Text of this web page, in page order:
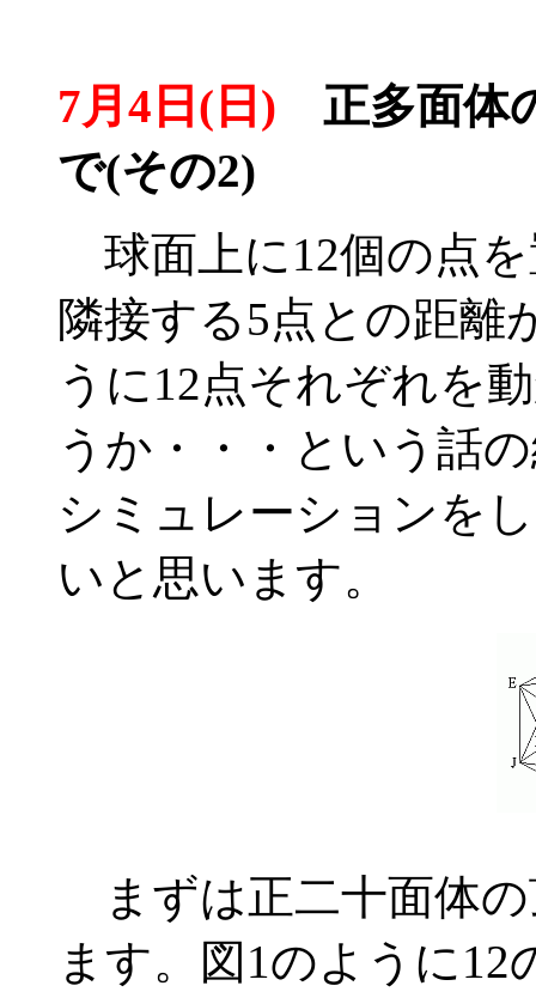
7月4日(日) 正多面体
で(その2)
球面上に12個の点
隣接する5点との距離
うに12点それぞれを
うか・・・という話
シミュレーションを
いと思います。
まずは正二十面体
ます。図1のように